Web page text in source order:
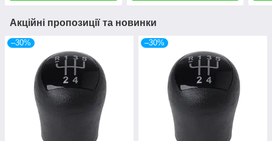
Акційні пропозиції та новинки
–30% –30%